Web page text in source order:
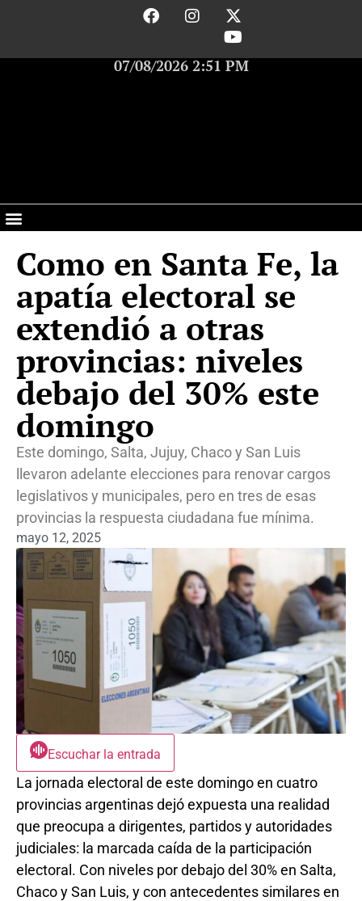
07/08/2026 2:51 PM
Como en Santa Fe, la
apatía electoral se
extendió a otras
provincias: niveles
debajo del 30% este
domingo
Este domingo, Salta, Jujuy, Chaco y San Luis
llevaron adelante elecciones para renovar cargos
legislativos y municipales, pero en tres de esas
provincias la respuesta ciudadana fue mínima.
mayo 12, 2025
Escuchar la entrada
La jornada electoral de este domingo en cuatro
provincias argentinas dejó expuesta una realidad
que preocupa a dirigentes, partidos y autoridades
judiciales: la marcada caída de la participación
electoral. Con niveles por debajo del 30% en Salta,
Chaco y San Luis, y con antecedentes similares en